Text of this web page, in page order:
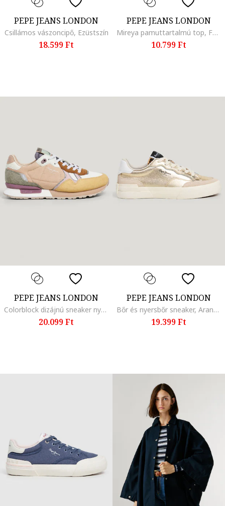
PEPE JEANS LONDON
Csillámos vászoncipő, Ezüstszín
18.599 Ft
PEPE JEANS LONDON
Mireya pamuttartalmú top, Fehér
10.799 Ft
PEPE JEANS LONDON
Colorblock dizájnú sneaker nyersbőr betétekkel, Fehér/Fahéjbarna/Halványsárga/Homokbarna
20.099 Ft
PEPE JEANS LONDON
Bőr és nyersbőr sneaker, Aranyszín/Fekete/Tevebarna
19.399 Ft